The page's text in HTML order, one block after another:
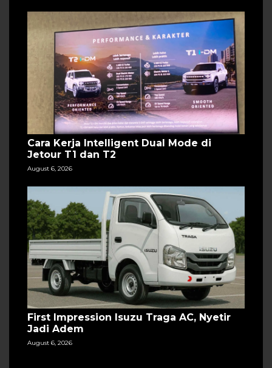
Cara Kerja Intelligent Dual Mode di
Jetour T1 dan T2
August 6, 2026
First Impression Isuzu Traga AC, Nyetir
Jadi Adem
August 6, 2026